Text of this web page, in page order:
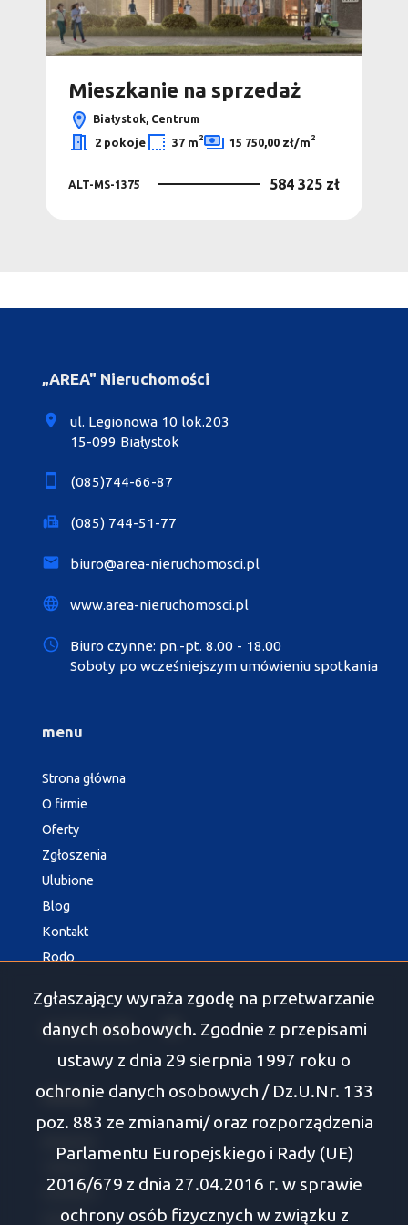
Mieszkanie na sprzedaż
Białystok, Centrum
2 pokoje 37 m2 15 750,00 zł/m2
ALT-MS-1375 584 325 zł
„AREA" Nieruchomości
ul. Legionowa 10 lok.203
15-099 Białystok
(085)744-66-87
(085) 744-51-77
biuro@area-nieruchomosci.pl
www.area-nieruchomosci.pl
Biuro czynne: pn.-pt. 8.00 - 18.00
Soboty po wcześniejszym umówieniu spotkania
menu
Strona główna
O firmie
Oferty
Zgłoszenia
Ulubione
Blog
Kontakt
Rodo
social media Facebook
Oferty
Białystok
Wasilków
Supraśl
Zgłaszający wyraża zgodę na przetwarzanie
danych osobowych. Zgodnie z przepisami
ustawy z dnia 29 sierpnia 1997 roku o
ochronie danych osobowych / Dz.U.Nr. 133
poz. 883 ze zmianami/ oraz rozporządzenia
Parlamentu Europejskiego i Rady (UE)
2016/679 z dnia 27.04.2016 r. w sprawie
ochrony osób fizycznych w związku z